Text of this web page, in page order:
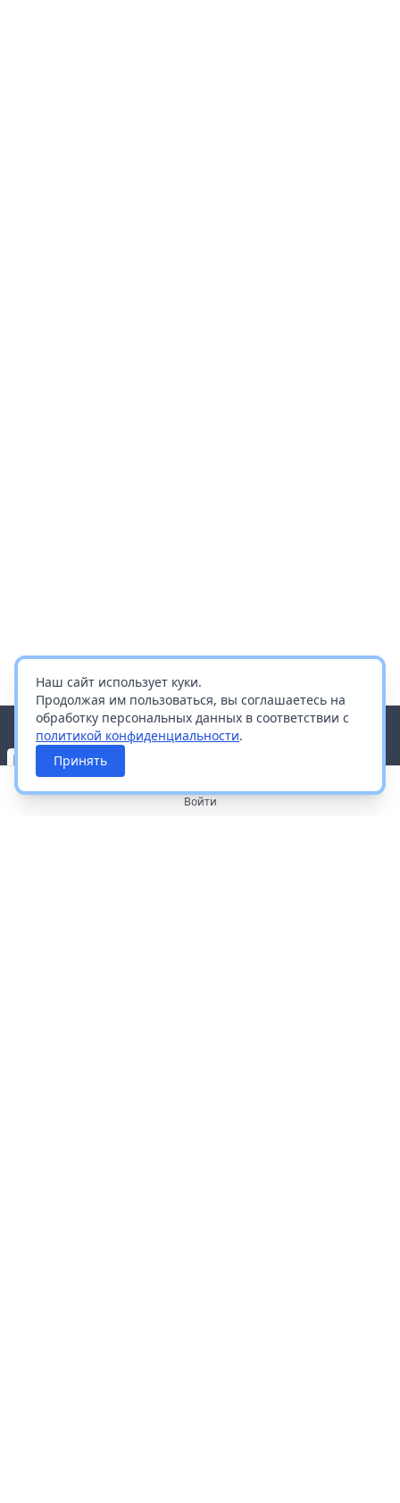
Наш сайт использует куки.
Продолжая им пользоваться, вы соглашаетесь на
обработку персональных данных в соответствии с
политикой конфиденциальности.
Принять
Войти